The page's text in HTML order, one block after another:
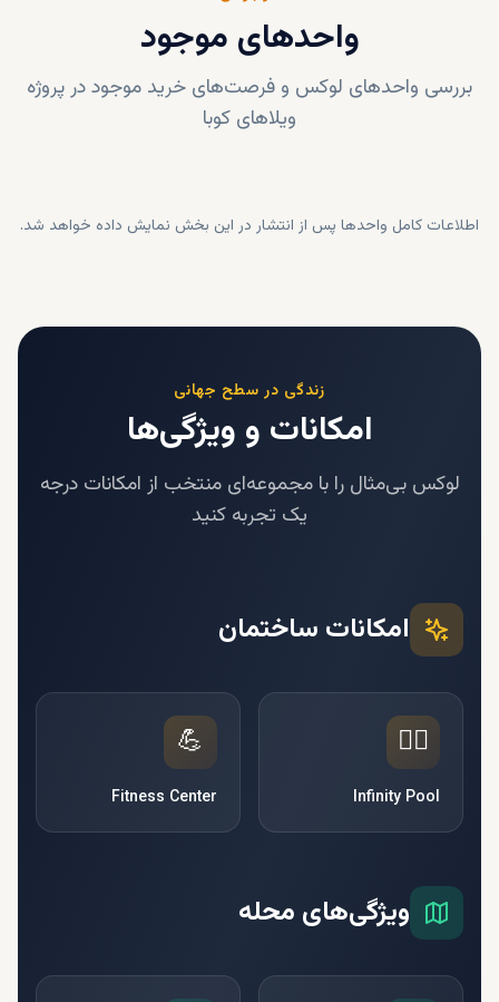
واحدهای موجود
بررسی واحدهای لوکس و فرصت‌های خرید موجود در پروژه
ویلاهای کوبا
اطلاعات کامل واحدها پس از انتشار در این بخش نمایش داده خواهد شد.
زندگی در سطح جهانی
امکانات و ویژگی‌ها
لوکس بی‌مثال را با مجموعه‌ای منتخب از امکانات درجه
یک تجربه کنید
امکانات ساختمان
🏊‍♂️
Infinity Pool
💪
Fitness Center
ویژگی‌های محله